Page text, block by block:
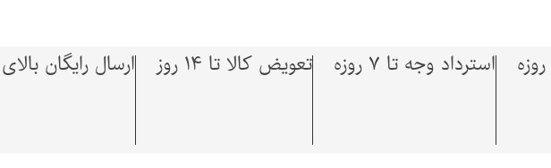
استرداد وجه تا 7 روزه تعویض کالا تا 14 روز ارسال رایگان بالای 1,500,000